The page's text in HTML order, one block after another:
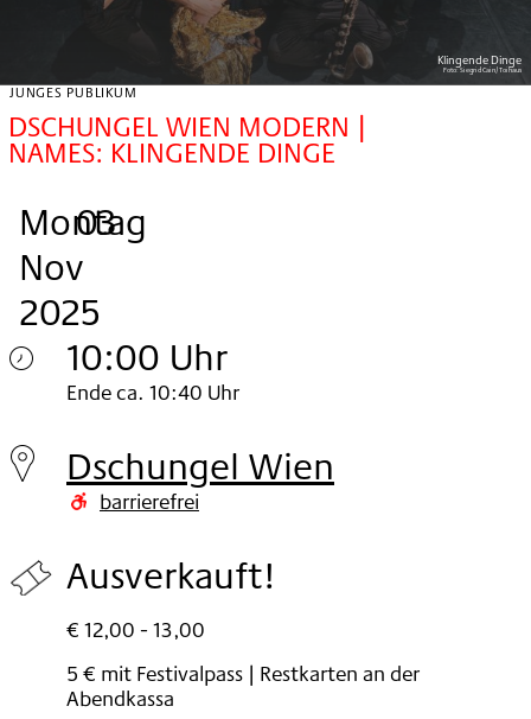
Klingende Dinge
Foto:Siegrid Cain/Toihaus
JUNGES PUBLIKUM
DSCHUNGEL WIEN MODERN |
NAMES: KLINGENDE DINGE
Montag
, 03
.
Nov
2025
.
10:00 Uhr
Montag
03.
Nov
Ende ca. 10:40 Uhr
Dschungel Wien
barrierefrei
Ausverkauft!
€ 12,00 - 13,00
5 € mit Festivalpass | Restkarten an der
Abendkassa